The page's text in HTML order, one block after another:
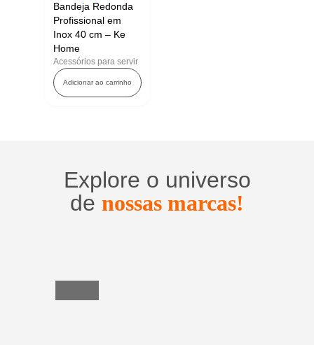
Bandeja Redonda
Profissional em
Inox 40 cm – Ke
Home
Acessórios para servir
Adicionar ao carrinho
Explore o universo
de nossas marcas!